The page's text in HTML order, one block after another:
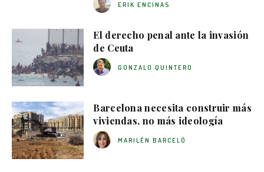
ERIK ENCINAS
El derecho penal ante la invasión
de Ceuta
GONZALO QUINTERO
Barcelona necesita construir más
viviendas, no más ideología
MARILÉN BARCELÓ